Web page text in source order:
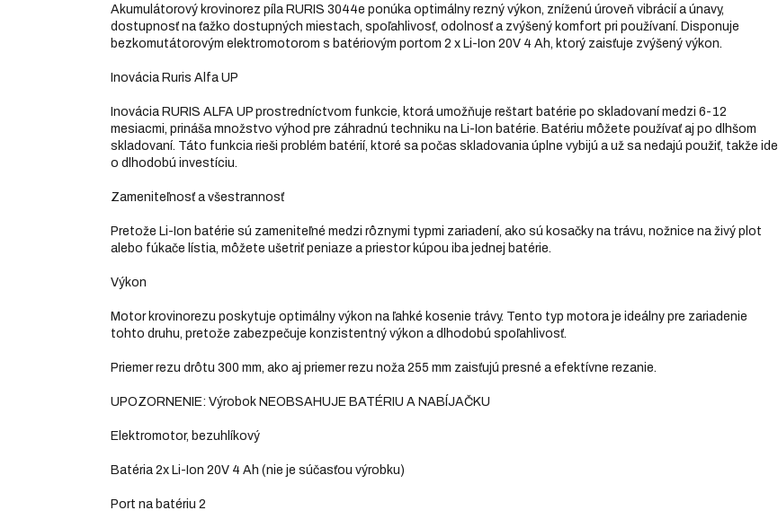
Akumulátorový krovinorez píla RURIS 3044e ponúka optimálny rezný výkon, zníženú úroveň vibrácií a únavy,
dostupnosť na ťažko dostupných miestach, spoľahlivosť, odolnosť a zvýšený komfort pri používaní. Disponuje
bezkomutátorovým elektromotorom s batériovým portom 2 x Li-Ion 20V 4 Ah, ktorý zaisťuje zvýšený výkon.
Inovácia Ruris Alfa UP
Inovácia RURIS ALFA UP prostredníctvom funkcie, ktorá umožňuje reštart batérie po skladovaní medzi 6-12
mesiacmi, prináša množstvo výhod pre záhradnú techniku na Li-Ion batérie. Batériu môžete používať aj po dlhšom
skladovaní. Táto funkcia rieši problém batérií, ktoré sa počas skladovania úplne vybijú a už sa nedajú použiť, takže ide
o dlhodobú investíciu.
Zameniteľnosť a všestrannosť
Pretože Li-Ion batérie sú zameniteľné medzi rôznymi typmi zariadení, ako sú kosačky na trávu, nožnice na živý plot
alebo fúkače lístia, môžete ušetriť peniaze a priestor kúpou iba jednej batérie.
Výkon
Motor krovinorezu poskytuje optimálny výkon na ľahké kosenie trávy. Tento typ motora je ideálny pre zariadenie
tohto druhu, pretože zabezpečuje konzistentný výkon a dlhodobú spoľahlivosť.
Priemer rezu drôtu 300 mm, ako aj priemer rezu noža 255 mm zaisťujú presné a efektívne rezanie.
UPOZORNENIE: Výrobok NEOBSAHUJE BATÉRIU A NABÍJAČKU
Elektromotor, bezuhlíkový
Batéria 2x Li-Ion 20V 4 Ah (nie je súčasťou výrobku)
Port na batériu 2